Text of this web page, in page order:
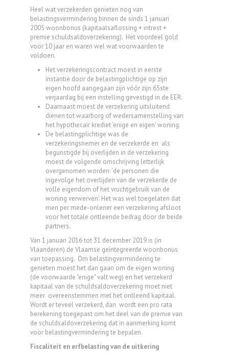
Heel wat verzekerden genieten nog van
belastingsvermindering binnen de sinds 1 januari
2005 woonbonus (kapitaalsaflossing + intrest +
premie schuldsaldoverzekering). Het voordeel gold
voor 10 jaar en waren wel wat voorwaarden te
voldoen.
Het verzekeringscontract moest in eerste
instantie door de belastingplichtige op zijn
eigen hoofd aangegaan zijn vóór zijn 65ste
verjaardag bij een instelling gevestigd in de EER.
Daarnaast moest de verzekering uitsluitend
dienen tot waarborg of wedersamenstelling van
het hypothecair krediet ‘enige en eigen’ woning.
De belastingplichtige was de
verzekeringsnemer en de verzekerde en als
begunstigde bij overlijden in de verzekering
moest de volgende omschrijving letterlijk
overgenomen worden: ‘de personen die
ingevolge het overlijden van de verzekerde de
volle eigendom of het vruchtgebruik van de
woning verwerven’. Het was wel toegelaten dat
men per mede-onlener een verzekering afsloot
voor het totale ontleende bedrag door de beide
partners.
Van 1 januari 2016 tot 31 december 2019 is (in
Vlaanderen) de Vlaamse geïntegreerde woonbonus
van toepassing. Om belastingvermindering te
genieten moest het dan gaan om de eigen woning
(de voorwaarde "enige" valt weg) en het verzekerd
kapitaal van de schuldsaldoverzekering moet niet
meer overeenstemmen met het ontleend kapitaal.
Wordt er teveel verzekerd, dan wordt een pro rata
berekening toegepast om het deel van de premie van
de schuldsaldoverzekering dat in aanmerking komt
voor belastingvermindering te bepalen.
Fiscaliteit en erfbelasting van de uitkering